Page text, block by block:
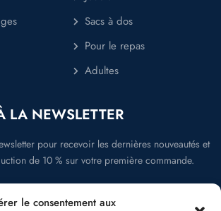
le consentement aux
Sacs à dos
Pour le repas
Adultes
LA NEWSLETTER
pour recevoir les dernières nouveautés et
de 10 % sur votre première commande.